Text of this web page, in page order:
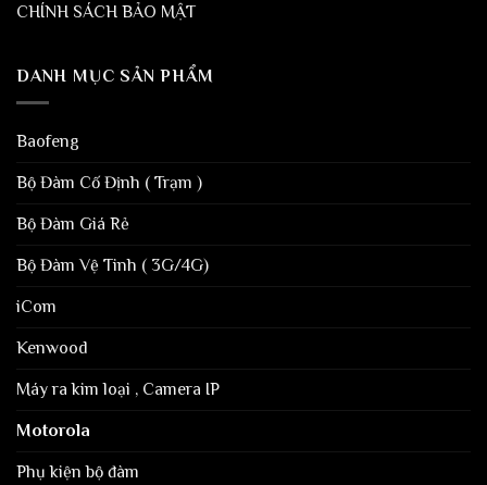
CHÍNH SÁCH BẢO MẬT
DANH MỤC SẢN PHẨM
Baofeng
Bộ Đàm Cố Định ( Trạm )
Bộ Đàm Giá Rẻ
Bộ Đàm Vệ Tinh ( 3G/4G)
iCom
Kenwood
Máy ra kim loại , Camera IP
Motorola
Phụ kiện bộ đàm